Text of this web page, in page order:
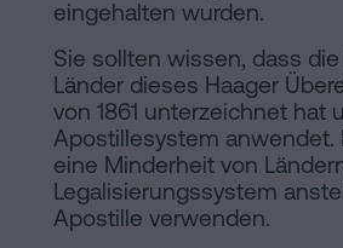
eingehalten wurden.
Sie sollten wissen, dass
Länder dieses Haager
von 1861 unterzeichnet hat
Apostillesystem anwendet.
eine Minderheit von
Legalisierungssystem
Apostille verwenden.